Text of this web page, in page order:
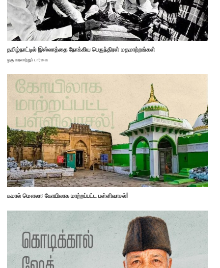
தமிழ்நாட்டில் இஸ்லாத்தை நோக்கிய பெருந்திரள் மதமாற்றங்கள்
ஒரு வரலாற்றுப் பார்வை
கமால் மௌலா: கோயிலாக மாற்றப்பட்ட பள்ளிவாசல்!